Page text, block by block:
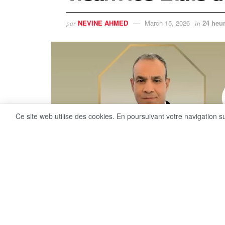
par NEVINE AHMED March 15, 2026 in 24
Ce site web utilise des cookies. En poursuivant votre navigation